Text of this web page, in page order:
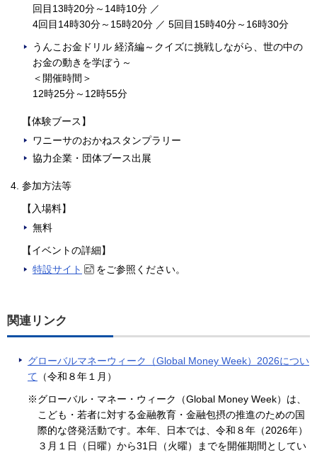
回目13時20分～14時10分 ／
4回目14時30分～15時20分 ／ 5回目15時40分～16時30分
うんこお金ドリル 経済編～クイズに挑戦しながら、世の中の
お金の動きを学ぼう～
＜開催時間＞
12時25分～12時55分
【体験ブース】
ワニーサのおかねスタンプラリー
協力企業・団体ブース出展
参加方法等
【入場料】
無料
【イベントの詳細】
特設サイト
をご参照ください。
関連リンク
グローバルマネーウィーク（Global Money Week）2026につい
て （令和８年１月）
※グローバル・マネー・ウィーク（Global Money Week）は、
こども・若者に対する金融教育・金融包摂の推進のための国
際的な啓発活動です。本年、日本では、令和８年（2026年）
３月１日（日曜）から31日（火曜）までを開催期間としてい